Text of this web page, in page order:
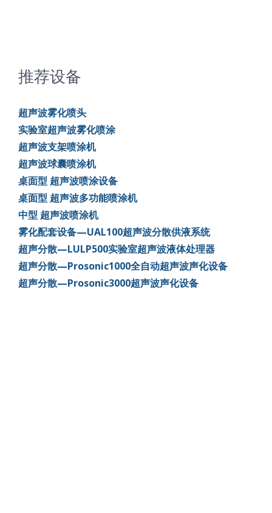
推荐设备
超声波雾化喷头
实验室超声波雾化喷涂
超声波支架喷涂机
超声波球囊喷涂机
桌面型 超声波喷涂设备
桌面型 超声波多功能喷涂机
中型 超声波喷涂机
雾化配套设备—UAL100超声波分散供液系统
超声分散—LULP500实验室超声波液体处理器
超声分散—Prosonic1000全自动超声波声化设备
超声分散—Prosonic3000超声波声化设备